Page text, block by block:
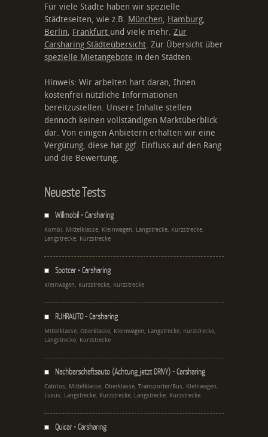
Für viele Städte haben wir spezielle
Städteseiten, wie z.B. München, Hamburg,
Berlin, Frankfurt und viele mehr. Zur
Carsharing Städteübersicht. Zur Übersicht über
spezielle Mietangebote in den Städten.
Hinweis: Wir arbeiten hart daran, Ihnen
kostenfrei nützliche Informationen
bereitzustellen. Unsere Inhalte stellen
dennoch keinen vollständigen Marktüberblick
dar. Von einigen Anbietern erhalten wir eine
Vergütung, diese hat ggf. Einfluss auf den Rang
und die Bewertung.
Neueste Tests
Willmobil - Carsharing
Kombi, Mittelklasse, Kleinwagen, Langstrecke, Kurzstrecke,
Langstrecke, Kurzstrecke
Spotcar - Carsharing
Kleinwagen, Kurzstrecke, Kurzstrecke
RUHRAUTO - Carsharing
Mittelklasse, Oberklasse, Kleinwagen, Langstrecke, Kurzstrecke,
Langstrecke, Kurzstrecke
Nachbarschaftsauto (Achtung jetzt DRIVY) - Carsharing
Cabrios, Mittelklasse, Oberklasse, Transporter/Bus, Kleinwagen,
Luxus, Langstrecke, Kurzstrecke, Langstrecke, Kurzstrecke
Quicar - Carsharing